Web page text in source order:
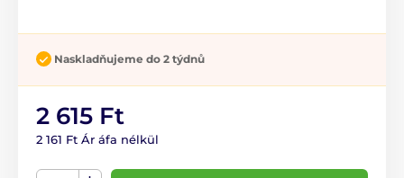
Naskladňujeme do 2 týdnů
2 615 Ft
2 161 Ft Ár áfa nélkül